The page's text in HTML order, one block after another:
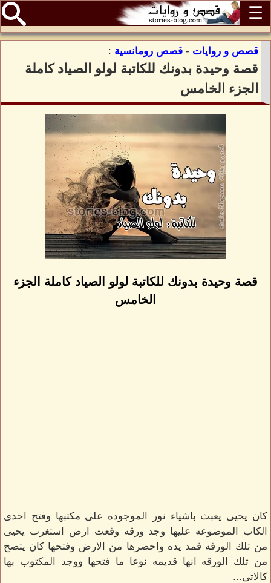
☰
قصص و روايات - قصص رومانسية :
قصة وحيدة بدونك للكاتبة لولو الصياد كاملة
الجزء الخامس
قصة وحيدة بدونك للكاتبة لولو الصياد كاملة الجزء
الخامس
كان يحيى يعبث باشياء نور الموجوده على مكتبها وفتح احدى
الكاب الموضوعه عليها وجد ورقه وقعت ارض استغرب يحيى
من تلك الورقه فمد يده واحضرها من الارض وفتحها كان يتضخ
من تلك الورقه انها قديمه نوعا ما فتحها ووجد المكتوب بها
كالاتى...